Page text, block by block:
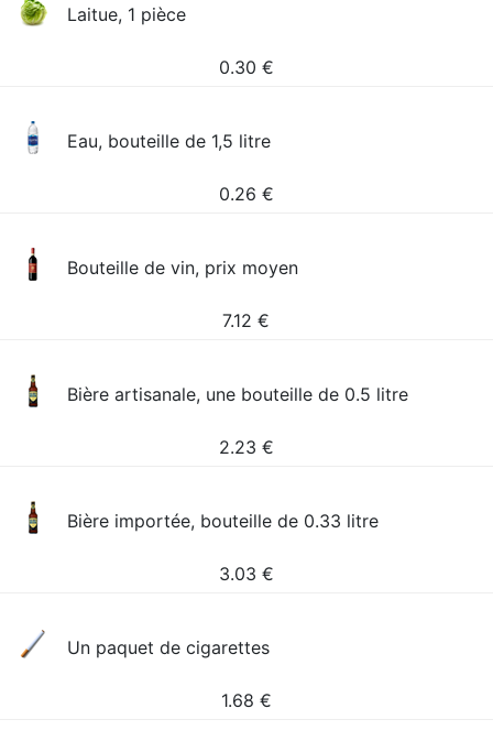
Laitue, 1 pièce
0.30 €
Eau, bouteille de 1,5 litre
0.26 €
Bouteille de vin, prix moyen
7.12 €
Bière artisanale, une bouteille de 0.5 litre
2.23 €
Bière importée, bouteille de 0.33 litre
3.03 €
Un paquet de cigarettes
1.68 €